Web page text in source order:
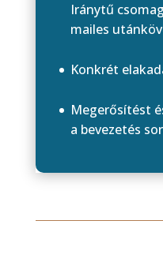
Iránytű
mailes
Konkrét
Megerősítést
a bevezetés